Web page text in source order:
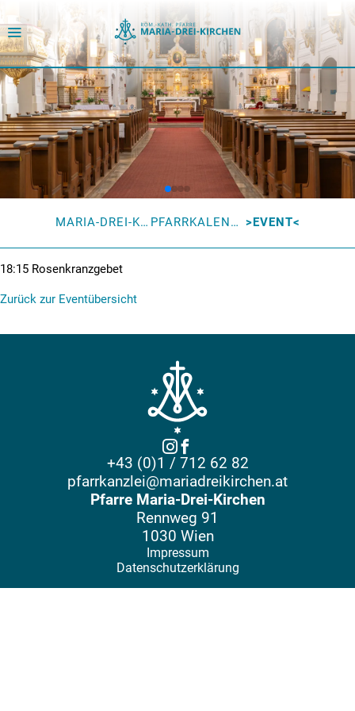
MARIA-DREI-KIRCHEN PFARRKALENDER EVENT
18:15 Rosenkranzgebet
Zurück zur Eventübersicht
+43 (0)1 / 712 62 82
pfarrkanzlei@mariadreikirchen.at
Pfarre Maria-Drei-Kirchen
Rennweg 91
1030 Wien
Impressum
Datenschutzerklärung